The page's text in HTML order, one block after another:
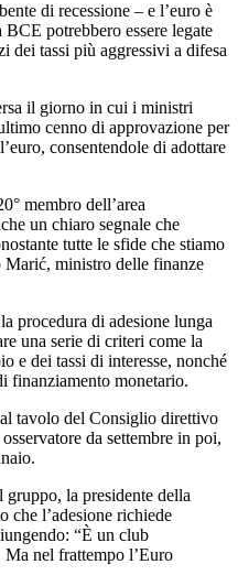
di recessione – e l’euro è
potrebbero essere legate
dei tassi più aggressivi a difesa
il giorno in cui i ministri
cenno di approvazione per
consentendole di adottare
membro dell’area
un chiaro segnale che
tutte le sfide che stiamo
ministro delle finanze
procedura di adesione lunga
una serie di criteri come la
e dei tassi di interesse, nonché
finanziamento monetario.
tavolo del Consiglio direttivo
da settembre in poi,
la presidente della
che l’adesione richiede
“È un club
nel frattempo l’Euro